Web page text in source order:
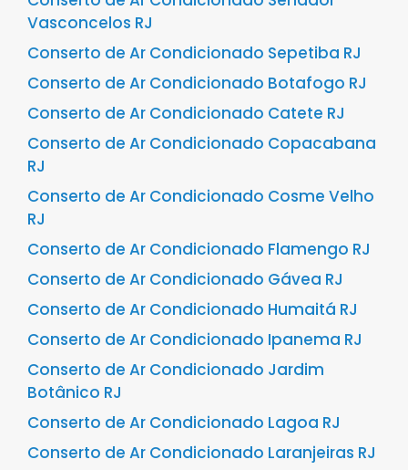
Vasconcelos RJ
Conserto de Ar Condicionado Sepetiba RJ
Conserto de Ar Condicionado Botafogo RJ
Conserto de Ar Condicionado Catete RJ
Conserto de Ar Condicionado Copacabana
RJ
Conserto de Ar Condicionado Cosme Velho
RJ
Conserto de Ar Condicionado Flamengo RJ
Conserto de Ar Condicionado Gávea RJ
Conserto de Ar Condicionado Humaitá RJ
Conserto de Ar Condicionado Ipanema RJ
Conserto de Ar Condicionado Jardim
Botânico RJ
Conserto de Ar Condicionado Lagoa RJ
Conserto de Ar Condicionado Laranjeiras RJ